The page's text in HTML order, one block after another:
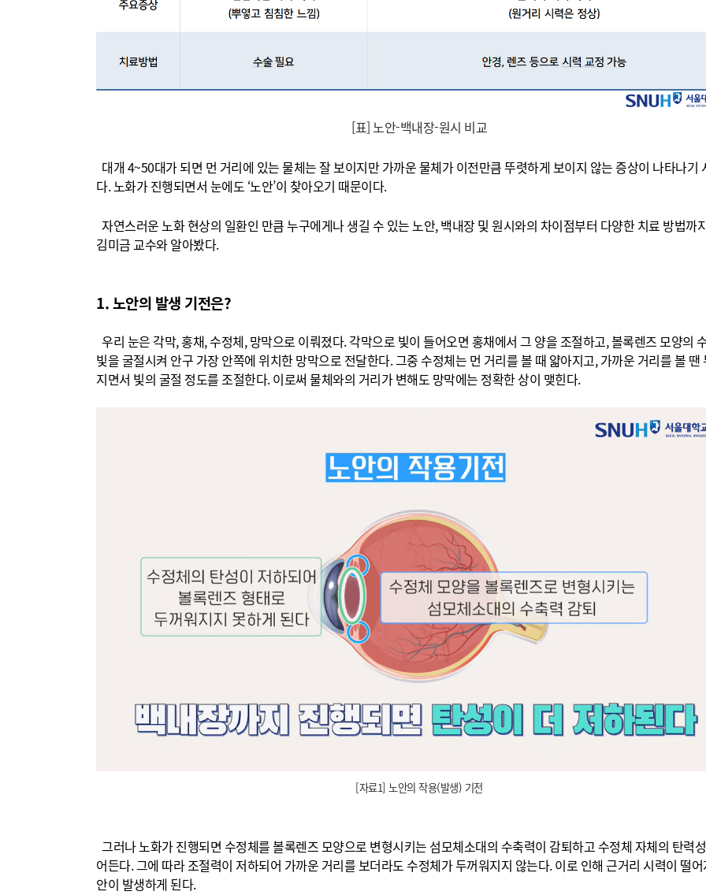
[표] 노안-백내장-원시 비교
대개 4~50대가 되면 먼 거리에 있는 물체는 잘 보이지만 가까운 물체가 이전만큼 뚜렷하게 보이지 않는 증상이 나타나기
다. 노화가 진행되면서 눈에도 ‘노안’이 찾아오기 때문이다.
자연스러운 노화 현상의 일환인 만큼 누구에게나 생길 수 있는 노안, 백내장 및 원시와의 차이점부터 다양한 치료 방법까
김미금 교수와 알아봤다.
1. 노안의 발생 기전은?
우리 눈은 각막, 홍채, 수정체, 망막으로 이뤄졌다. 각막으로 빛이 들어오면 홍채에서 그 양을 조절하고, 볼록렌즈 모양의
빛을 굴절시켜 안구 가장 안쪽에 위치한 망막으로 전달한다. 그중 수정체는 먼 거리를 볼 때 얇아지고, 가까운 거리를 볼 땐
지면서 빛의 굴절 정도를 조절한다. 이로써 물체와의 거리가 변해도 망막에는 정확한 상이 맺힌다.
[자료1] 노안의 작용(발생) 기전
그러나 노화가 진행되면 수정체를 볼록렌즈 모양으로 변형시키는 섬모체소대의 수축력이 감퇴하고 수정체 자체의 탄력
어든다. 그에 따라 조절력이 저하되어 가까운 거리를 보더라도 수정체가 두꺼워지지 않는다. 이로 인해 근거리 시력이 떨
안이 발생하게 된다.